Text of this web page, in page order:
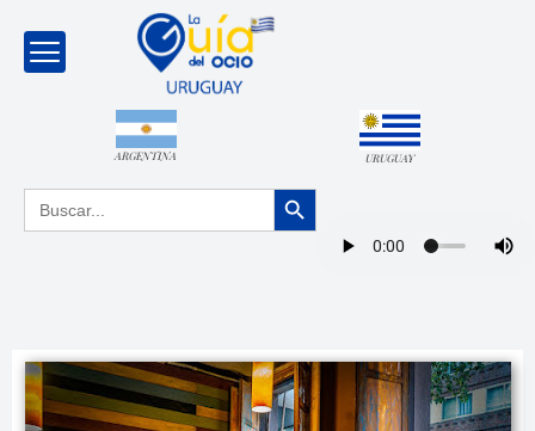
ARGENTINA URUGUAY
Buscar: Botón de búsqueda